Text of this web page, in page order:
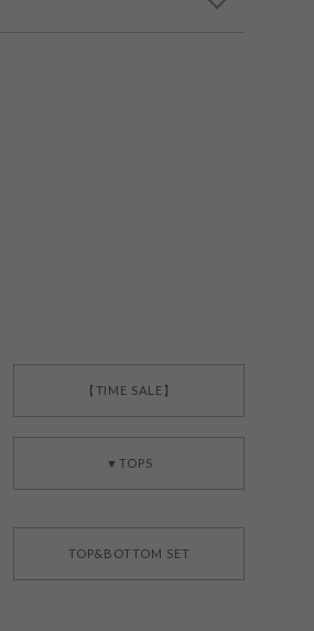
【TIME SALE】
▼TOPS
TOP&BOTTOM SET